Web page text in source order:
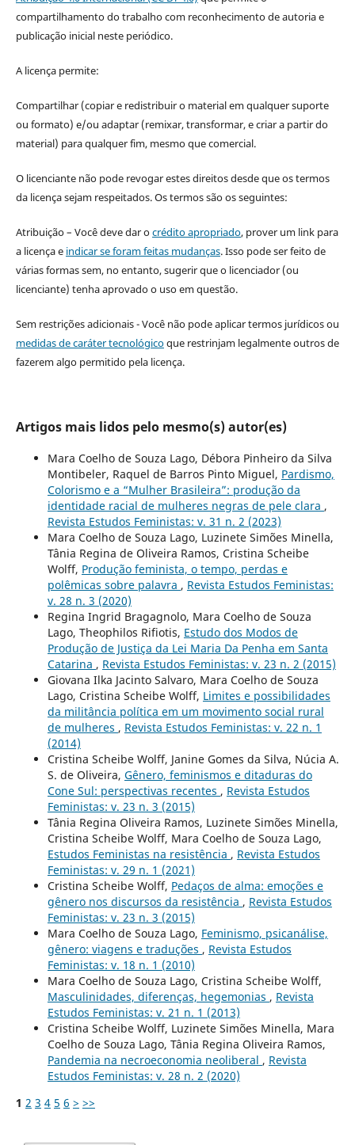
compartilhamento do trabalho com reconhecimento de autoria e
publicação inicial neste periódico.
A licença permite:
Compartilhar (copiar e redistribuir o material em qualquer suporte
ou formato) e/ou adaptar (remixar, transformar, e criar a partir do
material) para qualquer fim, mesmo que comercial.
O licenciante não pode revogar estes direitos desde que os termos
da licença sejam respeitados. Os termos são os seguintes:
Atribuição – Você deve dar ocrédito apropriado, prover um link para
a licença e indicar se foram feitas mudanças. Isso pode ser feito de
várias formas sem, no entanto, sugerir que o licenciador (ou
licenciante) tenha aprovado o uso em questão.
Sem restrições adicionais - Você não pode aplicar termos jurídicos ou
medidas de caráter tecnológicoque restrinjam legalmente outros de
fazerem algo permitido pela licença.
Artigos mais lidos pelo mesmo(s) autor(es)
Mara Coelho de Souza Lago, Débora Pinheiro da Silva
Montibeler, Raquel de Barros Pinto Miguel, Pardismo,
Colorismo e a “Mulher Brasileira”: produção da
identidade racial de mulheres negras de pele clara ,
Revista Estudos Feministas: v. 31 n. 2 (2023)
Mara Coelho de Souza Lago, Luzinete Simões Minella,
Tânia Regina de Oliveira Ramos, Cristina Scheibe
Wolff, Produção feminista, o tempo, perdas e
polêmicas sobre palavra , Revista Estudos Feministas:
v. 28 n. 3 (2020)
Regina Ingrid Bragagnolo, Mara Coelho de Souza
Lago, Theophilos Rifiotis, Estudo dos Modos de
Produção de Justiça da Lei Maria Da Penha em Santa
Catarina , Revista Estudos Feministas: v. 23 n. 2 (2015)
Giovana Ilka Jacinto Salvaro, Mara Coelho de Souza
Lago, Cristina Scheibe Wolff, Limites e possibilidades
da militância política em um movimento social rural
de mulheres , Revista Estudos Feministas: v. 22 n. 1
(2014)
Cristina Scheibe Wolff, Janine Gomes da Silva, Núcia A.
S. de Oliveira, Gênero, feminismos e ditaduras do
Cone Sul: perspectivas recentes , Revista Estudos
Feministas: v. 23 n. 3 (2015)
Tânia Regina Oliveira Ramos, Luzinete Simões Minella,
Cristina Scheibe Wolff, Mara Coelho de Souza Lago,
Estudos Feministas na resistência , Revista Estudos
Feministas: v. 29 n. 1 (2021)
Cristina Scheibe Wolff, Pedaços de alma: emoções e
gênero nos discursos da resistência , Revista Estudos
Feministas: v. 23 n. 3 (2015)
Mara Coelho de Souza Lago, Feminismo, psicanálise,
gênero: viagens e traduções , Revista Estudos
Feministas: v. 18 n. 1 (2010)
Mara Coelho de Souza Lago, Cristina Scheibe Wolff,
Masculinidades, diferenças, hegemonias , Revista
Estudos Feministas: v. 21 n. 1 (2013)
Cristina Scheibe Wolff, Luzinete Simões Minella, Mara
Coelho de Souza Lago, Tânia Regina Oliveira Ramos,
Pandemia na necroeconomia neoliberal , Revista
Estudos Feministas: v. 28 n. 2 (2020)
1 2 3 4 5 6 > >>